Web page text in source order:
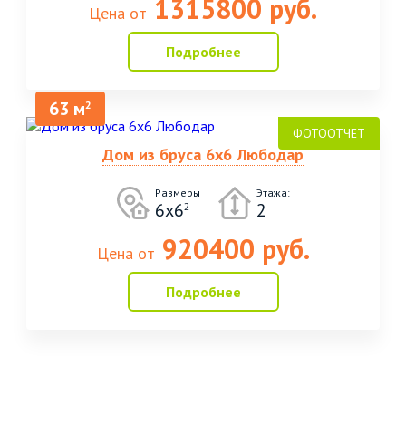
Цена от 1315800 руб.
Подробнее
63 м2
Дом из бруса 6х6 Любодар
Размеры
6х62
Этажа:
2
Цена от 920400 руб.
Подробнее